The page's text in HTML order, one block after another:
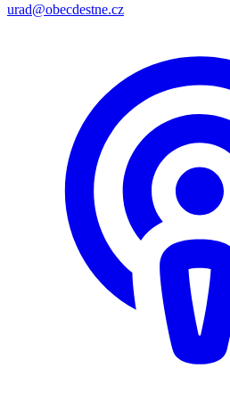
urad@obecdestne.cz